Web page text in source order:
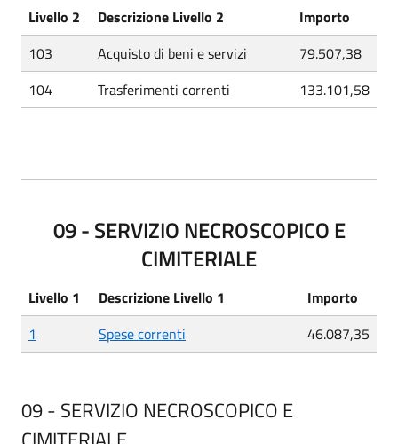
Livello 2 Descrizione Livello 2
Importo
103
Acquisto di beni e servizi
79.507,38
104
Trasferimenti correnti 133.101,58
09 - SERVIZIO NECROSCOPICO E
CIMITERIALE
Livello 1 Descrizione Livello 1
Importo
1
Spese correnti 46.087,35
09 - SERVIZIO NECROSCOPICO E